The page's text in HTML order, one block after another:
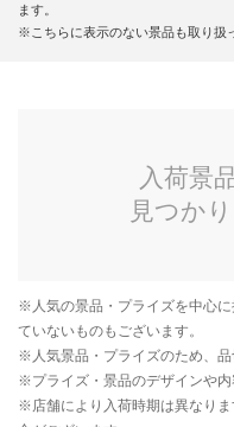
ます。
※こちらに表示のない景品も取り扱